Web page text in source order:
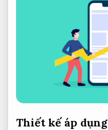
Thiết kế áp dụng